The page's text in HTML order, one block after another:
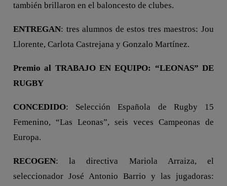
también brillaron en el baloncesto de clubes.
ENTREGAN: tres alumnos de estos tres maestros: Jou
Llorente, Carlota Castrejana y Gonzalo Martínez.
Premio al TRABAJO EN EQUIPO: “LEONAS” DE
RUGBY
CONCEDIDO: Selección Española de Rugby 15
Femenino, “Las Leonas”, seis veces Campeonas de
Europa.
RECOGEN: la directiva Mariola Arraiza, el
seleccionador José Antonio Barrio y las jugadoras: